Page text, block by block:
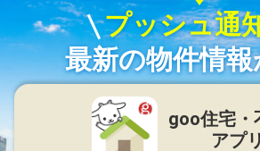
プッシュ通
最新の物件情
goo住宅・
アプリ